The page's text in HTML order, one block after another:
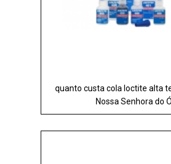
quanto custa cola loctite alta
Nossa Senhora do Ó